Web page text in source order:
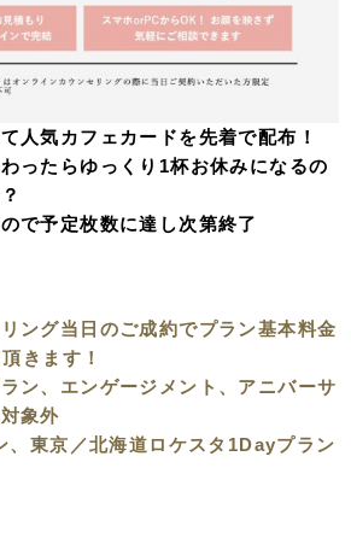
人気カフェカードを先着で配布！
ったらゆっくり1杯お休みになるの
で予定枚数に達し次第終了
ング当日のご成約でプラン基本料金
きます！
ン、エンゲージメント、アニバーサ
象外
、東京／北海道ロケスタ1Dayプラン